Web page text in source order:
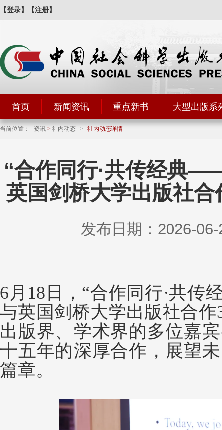
【登录】 【注册】
首页 新闻资讯 重点新书 大型出版系
当前位置： 资讯 > 社内动态 > 社内动态详情
“合作同行·共传经典
英国剑桥大学出版社
发布日期：2026-
6月18日，“合作同行·共
与英国剑桥大学出版社合
出版界、学术界的多位嘉
十五年的深厚合作，展望
篇章。